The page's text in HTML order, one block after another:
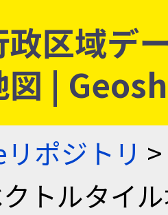
区域デ
図 |
ポジトリ >
トルタイ